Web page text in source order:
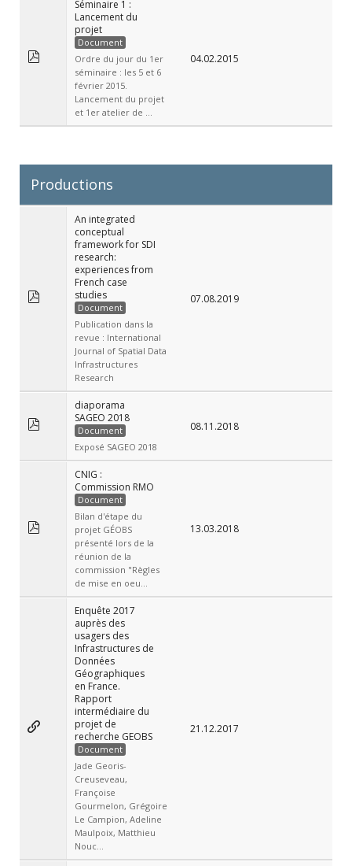
Séminaire 1 :
Lancement du
projet
Document
Ordre du jour du 1er
séminaire : les 5 et 6
février 2015.
Lancement du projet
et 1er atelier de ...
04.02.2015
Productions
An integrated
conceptual
framework for SDI
research:
experiences from
French case
studies
Document
Publication dans la
revue : International
Journal of Spatial Data
Infrastructures
Research
07.08.2019
diaporama
SAGEO 2018
Document
Exposé SAGEO 2018
08.11.2018
CNIG :
Commission RMO
Document
Bilan d'étape du
projet GÉOBS
présenté lors de la
réunion de la
commission "Règles
de mise en oeu...
13.03.2018
Enquête 2017
auprès des
usagers des
Infrastructures de
Données
Géographiques
en France.
Rapport
intermédiaire du
projet de
recherche GEOBS
Document
Jade Georis-
Creuseveau,
Françoise
Gourmelon, Grégoire
Le Campion, Adeline
Maulpoix, Matthieu
Nouc...
21.12.2017